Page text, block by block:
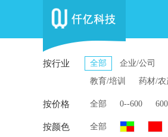
按行业 全部 企业/公司
教育/培训
药材/农
按价格 全部 0--600
按颜色 全部